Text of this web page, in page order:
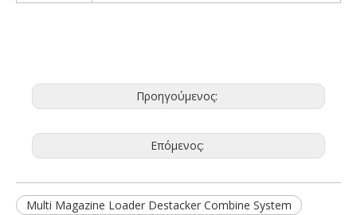
Προηγούμενος:
Επόμενος:
Multi Magazine Loader Destacker Combine System